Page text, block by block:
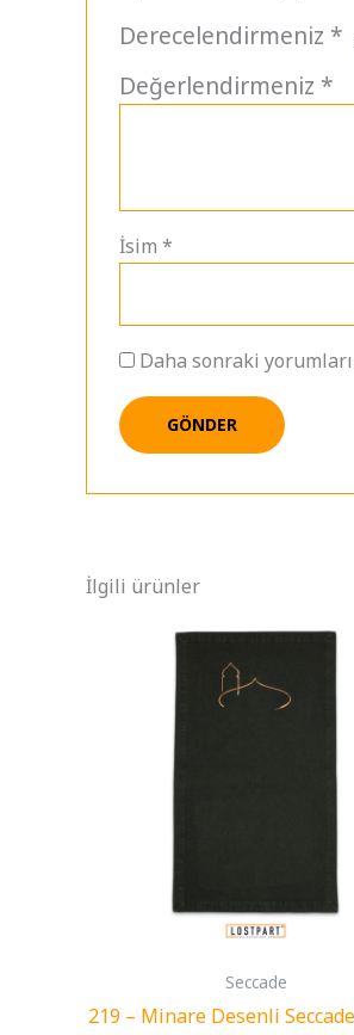
Derecelendirmeniz *
Değerlendirmeniz *
İsim *
Daha sonraki
İlgili ürünler
Seccade
219 – Minare Desenli